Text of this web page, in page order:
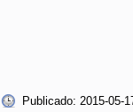
Publicado: 2015-05-